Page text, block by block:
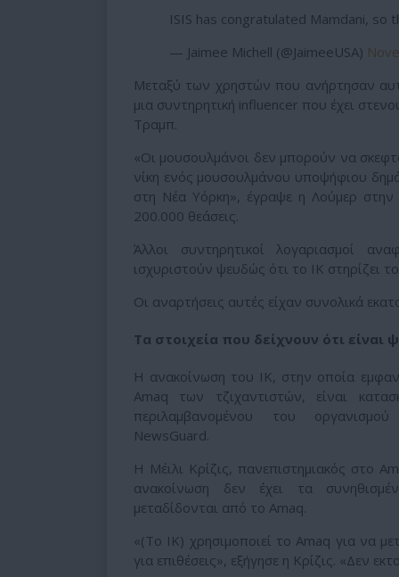
ISIS has congratulated Mamdani, so
— Jaimee Michell (@JaimeeUSA)
Μεταξύ των χρηστών που ανήρτησαν
μια συντηρητική influencer που έχει
Τραμπ.
«Οι μουσουλμάνοι δεν μπορούν να
νίκη ενός μουσουλμάνου υποψήφιου
στη Νέα Υόρκη», έγραψε η Λούμερ στην
200.000 θεάσεις.
Άλλοι συντηρητικοί λογαριασμοί
ισχυριστούν ψευδώς ότι το ΙΚ στηρίζει
Οι αναρτήσεις αυτές είχαν συνολικά
Τα στοιχεία που δείχνουν ότι είναι
Η ανακοίνωση του ΙΚ, στην οποία
Amaq των τζιχαντιστών, είναι
περιλαμβανομένου του
NewsGuard.
Η Μέιλι Κρίζις, πανεπιστημιακός στο
ανακοίνωση δεν έχει τα
μεταδίδονται από το Amaq.
«(Το ΙΚ) χρησιμοποιεί το Amaq για να
για επιθέσεις», εξήγησε η Κρίζις. «Δεν